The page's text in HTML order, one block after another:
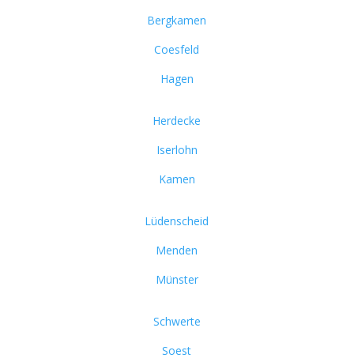
Bergkamen
Coesfeld
Hagen
Herdecke
Iserlohn
Kamen
Lüdenscheid
Menden
Münster
Schwerte
Soest